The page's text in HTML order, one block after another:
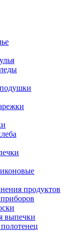
продуктов
выпечки